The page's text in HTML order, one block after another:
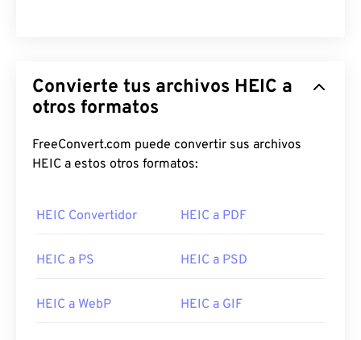
Convierte tus archivos HEIC a
otros formatos
FreeConvert.com puede convertir sus archivos
HEIC a estos otros formatos:
HEIC Convertidor HEIC a PDF
HEIC a PS HEIC a PSD
HEIC a WebP HEIC a GIF